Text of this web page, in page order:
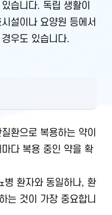
습니다. 독립 생활이
설이나 요양원 등에서
우도 있습니다.
환으로 복용하는 약이
다 복용 중인 약을 확
병 환자와 동일하나, 환
는 것이 가장 중요합니